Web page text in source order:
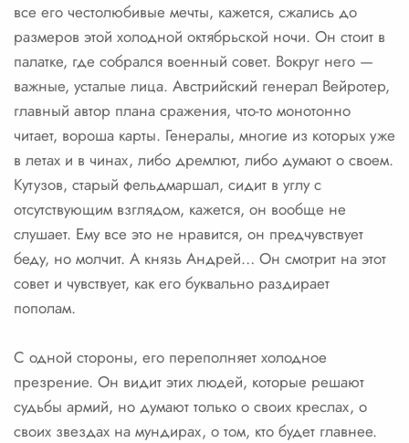
все его честолюбивые мечты, кажется, сжались до
размеров этой холодной октябрьской ночи. Он стоит в
палатке, где собрался военный совет. Вокруг него —
важные, усталые лица. Австрийский генерал Вейротер,
главный автор плана сражения, что-то монотонно
читает, вороша карты. Генералы, многие из которых уже
в летах и в чинах, либо дремлют, либо думают о своем.
Кутузов, старый фельдмаршал, сидит в углу с
отсутствующим взглядом, кажется, он вообще не
слушает. Ему все это не нравится, он предчувствует
беду, но молчит. А князь Андрей… Он смотрит на этот
совет и чувствует, как его буквально раздирает
пополам.
С одной стороны, его переполняет холодное
презрение. Он видит этих людей, которые решают
судьбы армий, но думают только о своих креслах, о
своих звездах на мундирах, о том, кто будет главнее.